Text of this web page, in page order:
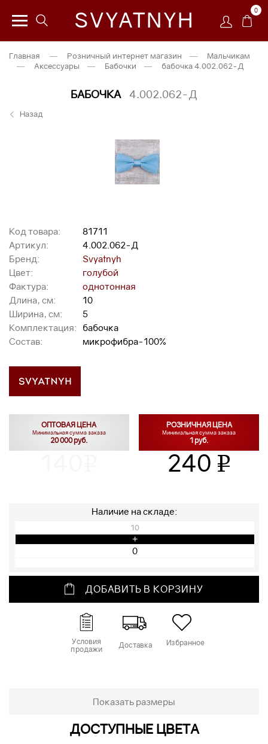
SVYATNYH 0
Главная — Розничный интернет магазин —
Мальчикам
—
Аксессуары — Бабочки — бабочка 4.002.062-Д
БАБОЧКА 4.002.062-Д
Назад
Код товара:
81711
Артикул:
4.002.062-Д
Бренд:
Svyatnyh
Цвет:
голубой
Фактура:
однотонная
Длина, см:
10
Ширина, см:
5
Комплектация:
бабочка
Состав:
микрофибра-100%
ОПТОВАЯ ЦЕНА
Минимальная сумма заказа
20 000 руб.
РОЗНИЧНАЯ ЦЕНА
Минимальная сумма заказа
1 руб.
240 v
Наличие на складе:
10
+
ДОБАВИТЬ В КОРЗИНУ
Условия
продажи Доставка Избранное
Показать размеры
ДОСТУПНЫЕ ЦВЕТА